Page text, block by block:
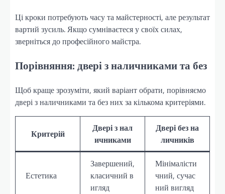
Ці кроки потребують часу та майстерності, але результат
вартий зусиль. Якщо сумніваєтеся у своїх силах,
зверніться до професійного майстра.
Порівняння: двері з наличниками та без
Щоб краще зрозуміти, який варіант обрати, порівняємо
двері з наличниками та без них за кількома критеріями.
Критерій
Двері з нал
ичниками
Двері без на
личників
Естетика
Завершений,
класичний в
игляд
Мінімалісти
чний, сучас
ний вигляд